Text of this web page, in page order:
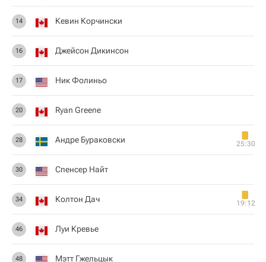
14 Кевин Корчински
16 Джейсон Дикинсон
17 Ник Фолиньо
20 Ryan Greene
28 Андре Бураковски 25:30
30 Спенсер Найт
34 Колтон Дач 19:12
46 Луи Кревье
48 Мэтт Гжельцык